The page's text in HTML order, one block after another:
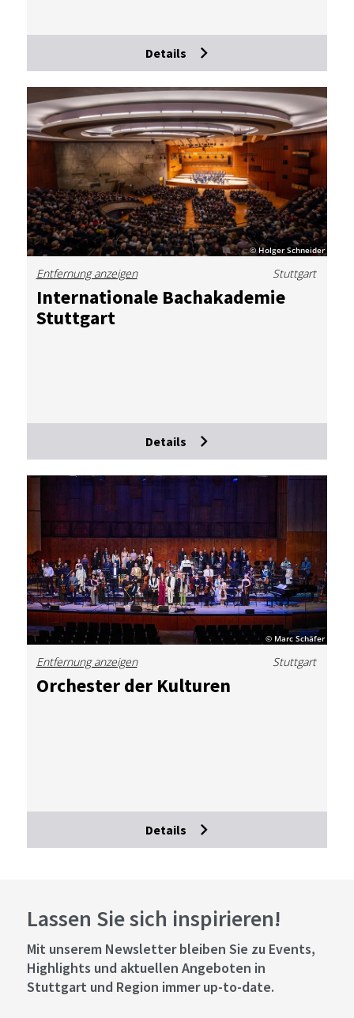
Details
© Holger Schneider
Entfernung anzeigen Stuttgart
In­ter­na­tio­na­le Bach­aka­de­mie
Stutt­gart
Details
© Marc Schäfer
Entfernung anzeigen Stuttgart
Or­ches­ter der Kul­tu­ren
Details
Lassen Sie sich inspirieren!
Mit unserem Newsletter bleiben Sie zu Events,
Highlights und aktuellen Angeboten in
Stuttgart und Region immer up-to-date.